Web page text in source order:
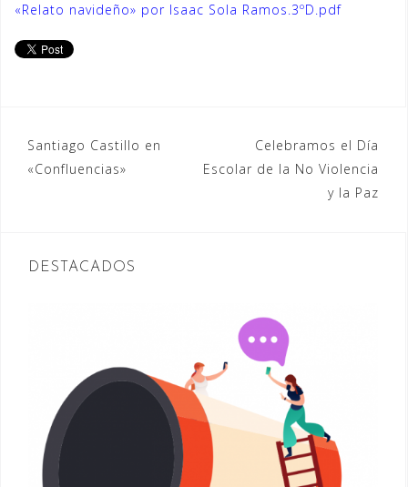
«Relato navideño» por Isaac Sola Ramos.3ºD.pdf
Navegación
de
Santiago Castillo en
«Confluencias»
Celebramos el Día
Escolar de la No Violencia
y la Paz
DESTACADOS